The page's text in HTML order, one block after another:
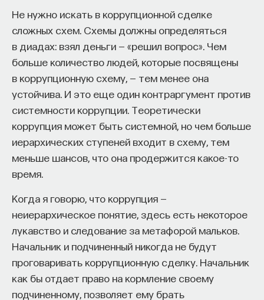
Не нужно искать в коррупционной сделке
сложных схем. Схемы должны определяться
в диадах: взял деньги — «решил вопрос». Чем
больше количество людей, которые посвящены
в коррупционную схему, — тем менее она
устойчива. И это еще один контраргумент против
системности коррупции. Теоретически
коррупция может быть системной, но чем больше
иерархических ступеней входит в схему, тем
меньше шансов, что она продержится какое-то
время.
Когда я говорю, что коррупция —
неиерархическое понятие, здесь есть некоторое
лукавство и следование за метафорой мальков.
Начальник и подчиненный никогда не будут
проговаривать коррупционную сделку. Начальник
как бы отдает право на кормление своему
подчиненному, позволяет ему брать